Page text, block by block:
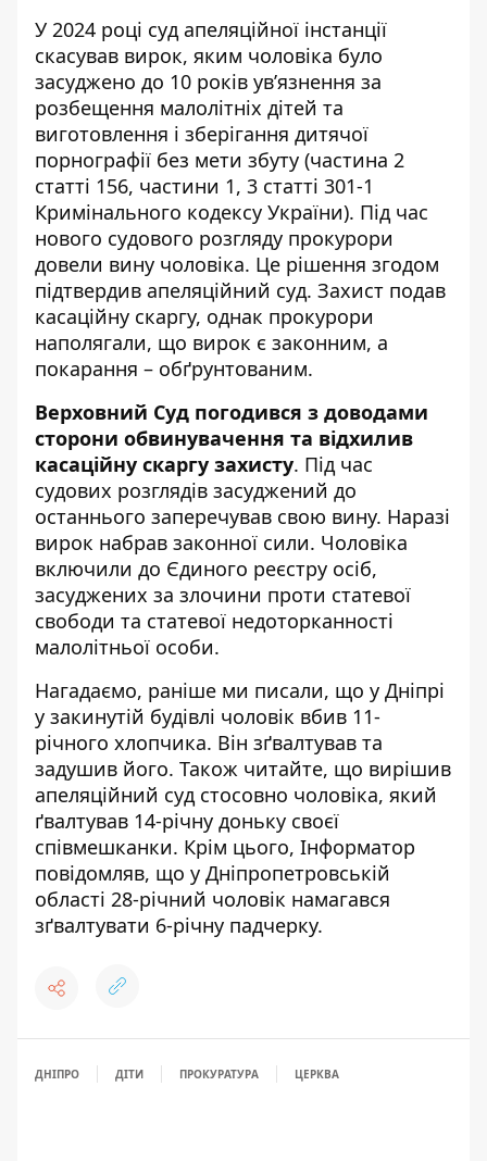
У 2024 році суд апеляційної інстанції
скасував вирок, яким чоловіка було
засуджено до 10 років ув’язнення за
розбещення малолітніх дітей та
виготовлення і зберігання дитячої
порнографії без мети збуту (частина 2
статті 156, частини 1, 3 статті 301-1
Кримінального кодексу України). Під час
нового судового розгляду прокурори
довели вину чоловіка. Це рішення згодом
підтвердив апеляційний суд. Захист подав
касаційну скаргу, однак прокурори
наполягали, що вирок є законним, а
покарання – обґрунтованим.
Верховний Суд погодився з доводами
сторони обвинувачення та відхилив
касаційну скаргу захисту. Під час
судових розглядів засуджений до
останнього заперечував свою вину. Наразі
вирок набрав законної сили. Чоловіка
включили до Єдиного реєстру осіб,
засуджених за злочини проти статевої
свободи та статевої недоторканності
малолітньої особи.
Нагадаємо, раніше ми писали, що у Дніпрі
у закинутій будівлі чоловік вбив 11-
річного хлопчика. Він зґвалтував та
задушив його. Також читайте, що вирішив
апеляційний суд стосовно чоловіка, який
ґвалтував 14-річну доньку своєї
співмешканки. Крім цього, Інформатор
повідомляв, що у Дніпропетровській
області 28-річний чоловік намагався
зґвалтувати 6-річну падчерку.
ДНІПРО ДІТИ ПРОКУРАТУРА ЦЕРКВА